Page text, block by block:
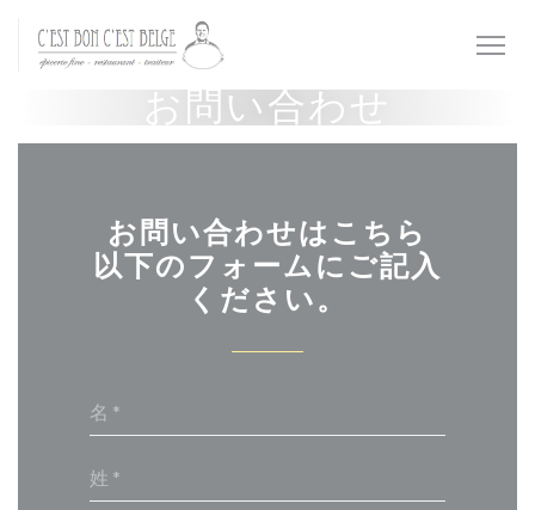
クッキー利用の管理について
お問い合わせ
お問い合わせはこちら
以下のフォームにご記入
ください。